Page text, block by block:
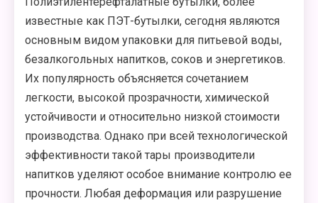
известные как ПЭТ-бутылки, сегодня являются
основным видом упаковки для питьевой воды,
безалкогольных напитков, соков и энергетиков.
Их популярность объясняется сочетанием
легкости, высокой прозрачности, химической
устойчивости и относительно низкой стоимости
производства. Однако при всей технологической
эффективности такой тары производители
напитков уделяют особое внимание контролю ее
прочности. Любая деформация или разрушение